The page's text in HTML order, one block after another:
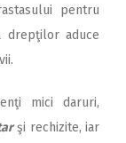
pentru
drepţilor aduce
mici daruri,
şi rechizite, iar